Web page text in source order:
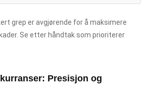
grep er avgjørende for å maksimere
Se etter håndtak som prioriterer
Presisjon og